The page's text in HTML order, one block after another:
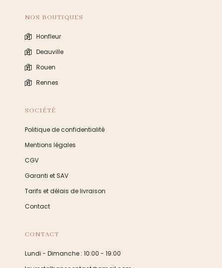
NOS BOUTIQUES
Honfleur
Deauville
Rouen
Rennes
SOCIÉTÉ
Politique de confidentialité
Mentions légales
CGV
Garanti et SAV
Tarifs et délais de livraison
Contact
CONTACT
Lundi - Dimanche : 10:00 - 19:00